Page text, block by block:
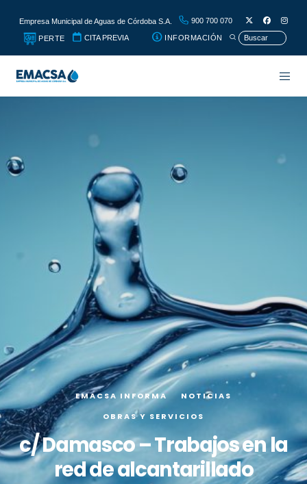
Empresa Municipal de Aguas de Córdoba S.A. 900 700 070
PERTE CITA PREVIA INFORMACIÓN
EMACSA INFORMA
NOTICIAS
OBRAS Y SERVICIOS
c/ Damasco – Trabajos en la
red de alcantarillado